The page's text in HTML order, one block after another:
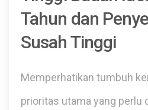
Tahun dan
Susah Tinggi
Memperhatikan tumbuh
prioritas utama yang perlu